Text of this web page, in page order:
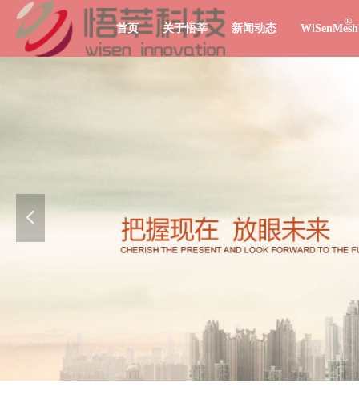
首页 关于悟莘 新闻动态
®
넳